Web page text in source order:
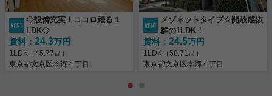
◇設備充実！ココロ躍る１
LDK◇
賃料： 24.3万円
1LDK（45.77㎡）
東京都文京区本郷４丁目
メゾネットタイプ☆開放感抜
群の1LDK！
賃料： 24.5万円
1LDK（58.71㎡）
東京都文京区本郷４丁目